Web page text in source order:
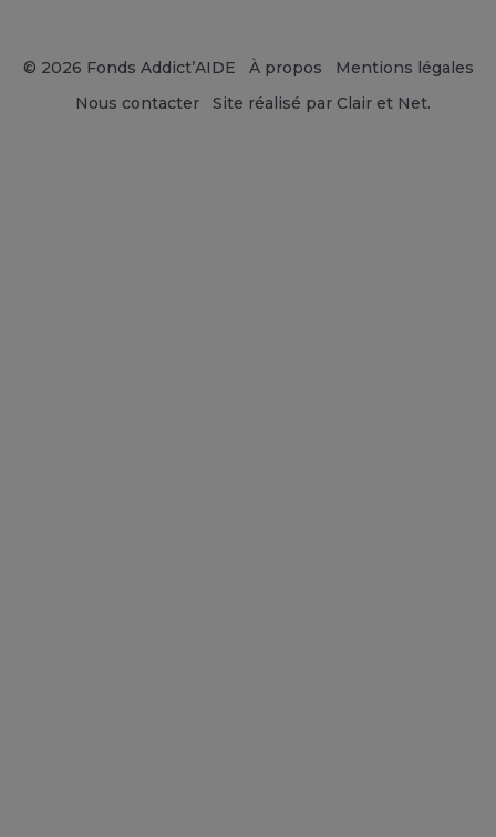
© 2026 Fonds Addict’AIDE À propos
Mentions légales
Nous contacter
Site réalisé par Clair et Net.